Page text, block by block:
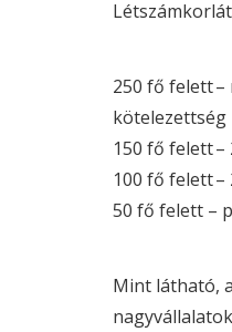
250 fő felett
kötelezettség
150 fő felett
100 fő felett
50 fő felett –
Mint látható,